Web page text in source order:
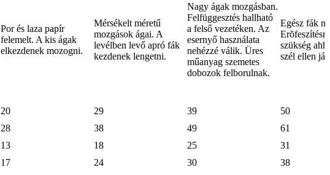
Por és laza papír
felemelt. A kis ágak
elkezdenek mozogni.
Mérsékelt méretű
mozgások ágai. A
levélben levő apró fák
kezdenek lengetni.
Nagy ágak mozgásban.
Felfüggesztés hallható
a felső vezetéken. Az
esernyő használata
nehézzé válik. Üres
műanyag szemetes
dobozok felborulnak.
Egész fák
szükség
szél ellen
20 29 39
50
28 38 49
61
13 18 25
31
17 24 30
38